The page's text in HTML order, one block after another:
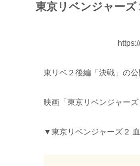
東京リベンジャーズ
東リベ２後編「決戦」の
映画「東京リベンジャー
▼東京リベンジャーズ２